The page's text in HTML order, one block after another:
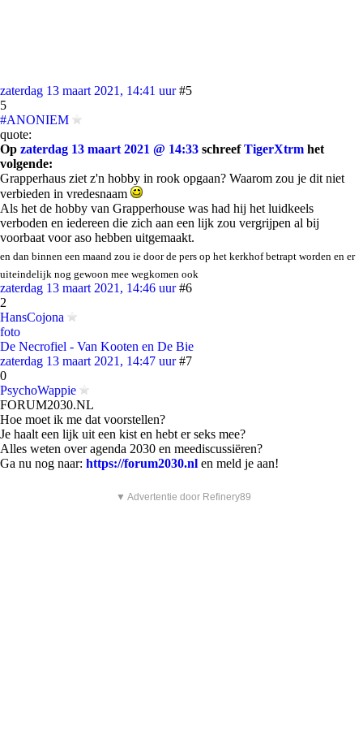
zaterdag 13 maart 2021, 14:41 uur #5
5
#ANONIEM
quote:
Op zaterdag 13 maart 2021 @ 14:33 schreefTigerXtrm het
volgende:
Grapperhaus ziet z'n hobby in rook opgaan? Waarom zou je dit niet
verbieden in vredesnaam
Als het de hobby van Grapperhouse was had hij het luidkeels
verboden en iedereen die zich aan een lijk zou vergrijpen al bij
voorbaat voor aso hebben uitgemaakt.
en dan binnen een maand zou ie door de pers op het kerkhof betrapt worden en er
uiteindelijk nog gewoon mee wegkomen ook
zaterdag 13 maart 2021, 14:46 uur #6
2
HansCojona
foto
De Necrofiel - Van Kooten en De Bie
zaterdag 13 maart 2021, 14:47 uur #7
0
PsychoWappie
FORUM2030.NL
Hoe moet ik me dat voorstellen?
Je haalt een lijk uit een kist en hebt er seks mee?
Alles weten over agenda 2030 en meediscussiëren?
Ga nu nog naar: https://forum2030.nl en meld je aan!
▼ Advertentie door Refinery89